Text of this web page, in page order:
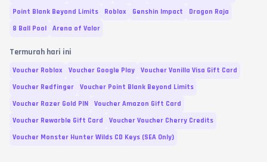
Point Blank Beyond Limits
Roblox Genshin Impact
Dragon Raja
8 Ball Pool
Arena of Valor
Termurah hari ini
Voucher Roblox Voucher Google Play
Voucher Vanilla Visa Gift Card
Voucher Redfinger
Voucher Point Blank Beyond Limits
Voucher Razer Gold PIN
Voucher Amazon Gift Card
Voucher Rewarble Gift Card
Voucher Voucher Cherry Credits
Voucher Monster Hunter Wilds CD Keys (SEA Only)